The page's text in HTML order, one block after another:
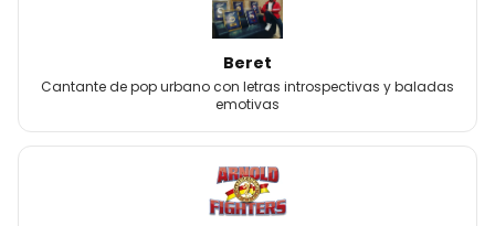
Beret
Cantante de pop urbano con letras introspectivas y baladas
emotivas